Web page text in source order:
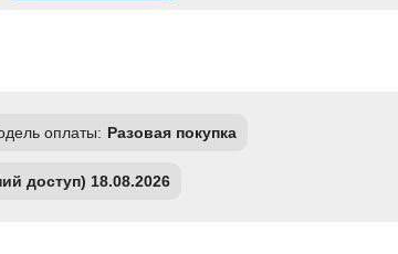
оплаты: Разовая покупка
доступ) 18.08.2026